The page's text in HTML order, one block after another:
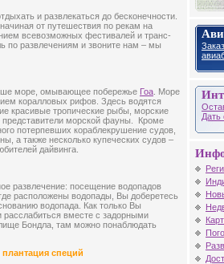
и развлекаться до бесконечности.
от путешествия по рекам на
всевозможных фестивалей и транс-
по развлечениям и звоните нам – мы
море, омывающее побережье Гоа. Море
коралловых рифов. Здесь водятся
красивые тропические рыбы, морские
представители морской фауны. Кроме
потерпевших кораблекрушение судов,
а также несколько купеческих судов –
дайвинга.
развлечение: посещение водопадов
расположены водопады, Вы доберетесь
водопада. Как только Вы
расслабиться вместе с задорными
Бондла, там можно понаблюдать
специй
Дать